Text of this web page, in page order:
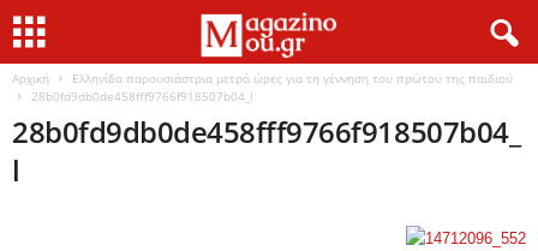
Αρχική
Ελληνίδα παρουσιάστρια μετρά ώρες για τη γέννηση του πρώτου της παιδιού
28b0fd9db0de458fff9766f918507b04_l
28b0fd9db0de458fff9766f918507b04_
l